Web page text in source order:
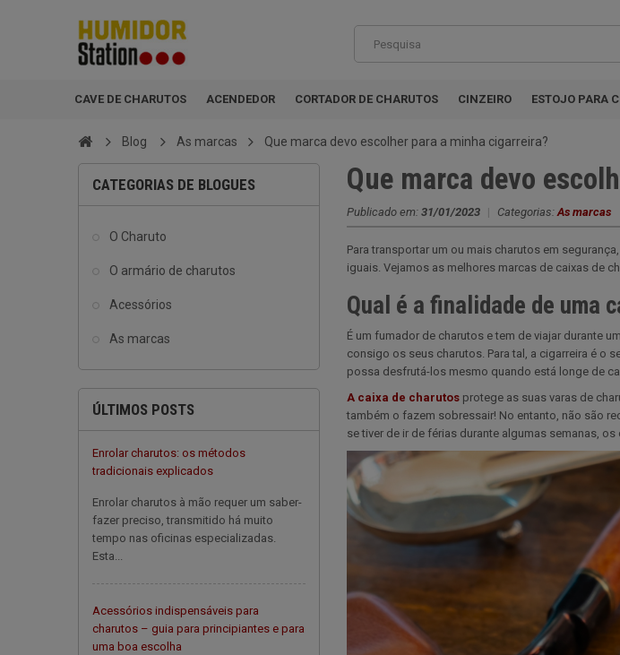
CAVE DE CHARUTOS ACENDEDOR CORTADOR DE CHARUTOS CINZEIRO ESTOJO PARA
Blog As marcas Que marca devo escolher para a minha cigarreira?
CATEGORIAS DE BLOGUES
O Charuto
O armário de charutos
Acessórios
As marcas
ÚLTIMOS POSTS
Enrolar charutos: os métodos
tradicionais explicados
Enrolar charutos à mão requer um saber-
fazer preciso, transmitido há muito
tempo nas oficinas especializadas.
Esta...
Acessórios indispensáveis para
charutos – guia para principiantes e para
uma boa escolha
Que marca devo
Publicado em: 31/01/2023 | Categorias:As marcas
Para transportar um ou mais charutos em
iguais. Vejamos as melhores marcas de caixas de
Qual é a finalidade de uma
É um fumador de charutos e tem de viajar durante
consigo os seus charutos. Para tal, a cigarreira é o
possa desfrutá-los mesmo quando está longe de
A caixa de charutos protege as suas varas de
também o fazem sobressair! No entanto, não são
se tiver de ir de férias durante algumas semanas,